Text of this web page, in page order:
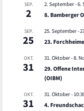
SEP.
2
2. September-6.
8. Bamberger
SEP.
25
25. September-
23.
OKT.
31
31. Oktober-8.
29. Offene
(OIBM)
OKT.
31
31. Oktober -
4.